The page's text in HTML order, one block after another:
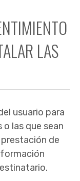
LAS
usuario para
las que sean
de